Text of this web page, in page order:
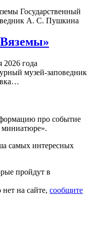
Государственный
А. С. Пушкина
2026 года
музей-заповедник
про событие
миниатюре».
самых интересных
пройдут в
на сайте, сообщите